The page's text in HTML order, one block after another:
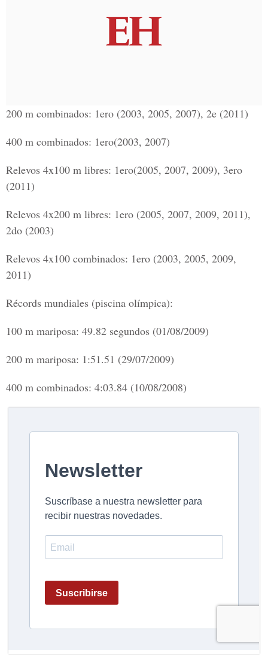
200 m combinados: 1ero (2003, 2005, 2007), 2e (2011)
400 m combinados: 1ero(2003, 2007)
Relevos 4x100 m libres: 1ero(2005, 2007, 2009), 3ero
(2011)
Relevos 4x200 m libres: 1ero (2005, 2007, 2009, 2011),
2do (2003)
Relevos 4x100 combinados: 1ero (2003, 2005, 2009,
2011)
Récords mundiales (piscina olímpica):
100 m mariposa: 49.82 segundos (01/08/2009)
200 m mariposa: 1:51.51 (29/07/2009)
400 m combinados: 4:03.84 (10/08/2008)